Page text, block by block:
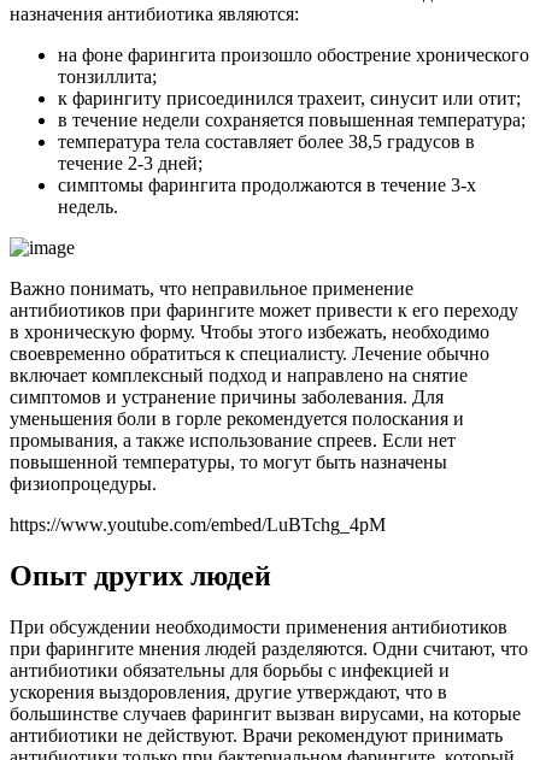
назначения антибиотика являются:
на фоне фарингита произошло обострение хронического
тонзиллита;
к фарингиту присоединился трахеит, синусит или отит;
в течение недели сохраняется повышенная температура;
температура тела составляет более 38,5 градусов в
течение 2-3 дней;
симптомы фарингита продолжаются в течение 3-х
недель.
Важно понимать, что неправильное применение
антибиотиков при фарингите может привести к его переходу
в хроническую форму. Чтобы этого избежать, необходимо
своевременно обратиться к специалисту. Лечение обычно
включает комплексный подход и направлено на снятие
симптомов и устранение причины заболевания. Для
уменьшения боли в горле рекомендуется полоскания и
промывания, а также использование спреев. Если нет
повышенной температуры, то могут быть назначены
физиопроцедуры.
https://www.youtube.com/embed/LuBTchg_4pM
Опыт других людей
При обсуждении необходимости применения антибиотиков
при фарингите мнения людей разделяются. Одни считают, что
антибиотики обязательны для борьбы с инфекцией и
ускорения выздоровления, другие утверждают, что в
большинстве случаев фарингит вызван вирусами, на которые
антибиотики не действуют. Врачи рекомендуют принимать